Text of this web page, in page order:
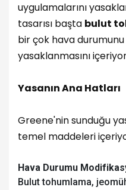
uygulamalarını
tasarısı başta bulut
bir çok hava
yasaklanmasını
Yasanın Ana Hatları
Greene'nin sunduğu
temel maddeleri
Hava Durumu
Bulut tohumlama,